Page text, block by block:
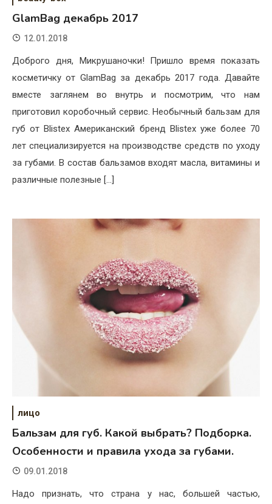
GlamBag декабрь 2017
12.01.2018
Доброго дня, Микрушаночки! Пришло время показать
косметичку от GlamBag за декабрь 2017 года. Давайте
вместе заглянем во внутрь и посмотрим, что нам
приготовил коробочный сервис. Необычный бальзам для
губ от Blistex Американский бренд Blistex уже более 70
лет специализируется на производстве средств по уходу
за губами. В состав бальзамов входят масла, витамины и
различные полезные […]
лицо
Бальзам для губ. Какой выбрать? Подборка.
Особенности и правила ухода за губами.
09.01.2018
Надо признать, что страна у нас, большей частью,